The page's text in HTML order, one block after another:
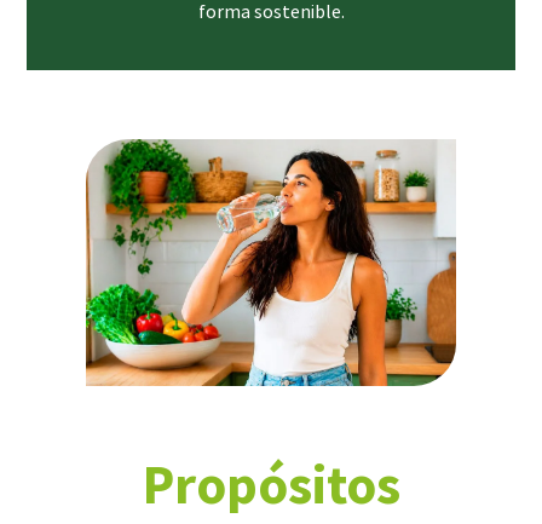
forma sostenible.
Propósitos